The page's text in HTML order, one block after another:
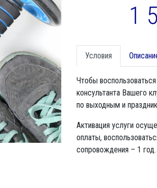
1
Условия
Чтобы
консультанта Вашего
по выходным и
Активация услуги
оплаты,
сопровождения – 1 год.